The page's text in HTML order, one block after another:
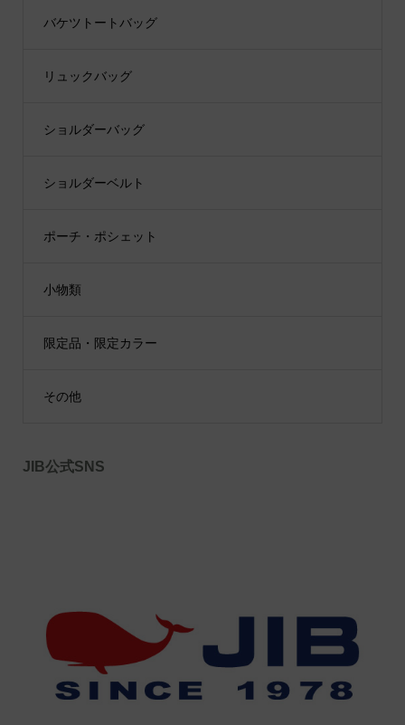
バケツトートバッグ
リュックバッグ
ショルダーバッグ
ショルダーベルト
ポーチ・ポシェット
小物類
限定品・限定カラー
その他
JIB公式SNS